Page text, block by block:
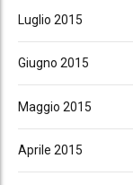
Luglio 2015
Giugno 2015
Maggio 2015
Aprile 2015